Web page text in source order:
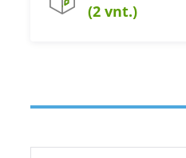
(2 vnt.)